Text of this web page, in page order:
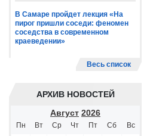
В Самаре пройдет лекция «На
пирог пришли соседи: феномен
соседства в современном
краеведении»
Весь список
АРХИВ НОВОСТЕЙ
Август 2026
Пн Вт Ср Чт Пт Сб
Вс